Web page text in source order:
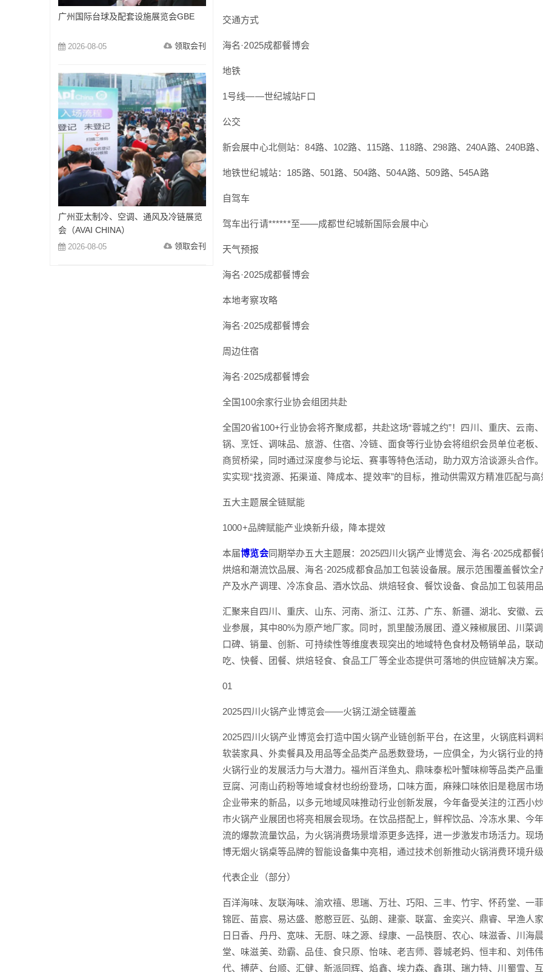
交通方式
海名·2025成都餐博会
地铁
1号线——世纪城站F口
公交
新会展中心北侧站：84路、102路、115路、118路、298路、240A路、240B路
地铁世纪城站：185路、501路、504路、504A路、509路、545A路
自驾车
驾车出行请******至——成都世纪城新国际会展中心
天气预报
海名·2025成都餐博会
本地考察攻略
海名·2025成都餐博会
周边住宿
海名·2025成都餐博会
全国100余家行业协会组团共赴
全国20省100+行业协会将齐聚成都，共赴这场“蓉城之约”！四川、重庆、云南
锅、烹饪、调味品、旅游、住宿、冷链、面食等行业协会将组织会员单位老板
商贸桥梁，同时通过深度参与论坛、赛事等特色活动，助力双方洽谈源头合作
实实现“找资源、拓渠道、降成本、提效率”的目标，推动供需双方精准匹配与高
五大主题展全链赋能
1000+品牌赋能产业焕新升级，降本提效
本届博览会同期举办五大主题展：2025四川火锅产业博览会、海名·2025成都
烘焙和潮流饮品展、海名·2025成都食品加工包装设备展。展示范围覆盖餐饮
产及水产调理、冷冻食品、酒水饮品、烘焙轻食、餐饮设备、食品加工包装用
汇聚来自四川、重庆、山东、河南、浙江、江苏、广东、新疆、湖北、安徽、
业参展，其中80%为原产地厂家。同时，凯里酸汤展团、遵义辣椒展团、川菜
口碑、销量、创新、可持续性等维度表现突出的地域特色食材及畅销单品，联
吃、快餐、团餐、烘焙轻食、食品工厂等全业态提供可落地的供应链解决方案。
01
2025四川火锅产业博览会——火锅江湖全链覆盖
2025四川火锅产业博览会打造中国火锅产业链创新平台，在这里，火锅底料调
软装家具、外卖餐具及用品等全品类产品悉数登场，一应俱全，为火锅行业的
火锅行业的发展活力与大潜力。福州百洋鱼丸、鼎味泰松叶蟹味柳等品类产品
豆腐、河南山药粉等地域食材也纷纷登场，口味方面，麻辣口味依旧是稳居市
企业带来的新品，以多元地域风味推动行业创新发展，今年备受关注的江西小
市火锅产业展团也将亮相展会现场。在饮品搭配上，鲜榨饮品、冷冻水果、今
流的爆款流量饮品，为火锅消费场景增添更多选择，进一步激发市场活力。现
博无烟火锅桌等品牌的智能设备集中亮相，通过技术创新推动火锅消费环境升
代表企业（部分）
百洋海味、友联海味、渝欢禧、思瑞、万壮、巧阳、三丰、竹宇、怀药堂、一
锦匠、苗宸、易达盛、憨憨豆匠、弘朗、建豪、联富、金奕兴、鼎睿、早渔人
日日香、丹丹、宽味、无厨、味之源、绿康、一品筷厨、农心、味滋香、川海
堂、味滋美、劲霸、品佳、食只原、怡味、老吉师、蓉城老妈、恒丰和、刘伟
代、搏萨、台顺、汇健、新派同辉、焰鑫、埃力森、鑫琪、瑞力特、川蜀雪、
广州国际台球及配套设施展览会GBE
2026-08-05 领取会刊
广州亚太制冷、空调、通风及冷链展览
会（AVAI CHINA）
2026-08-05 领取会刊